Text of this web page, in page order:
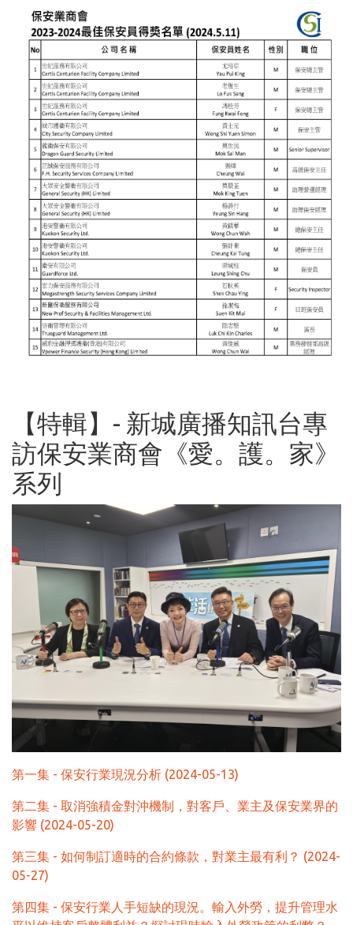
【特輯】- 新城廣播知訊台專
訪保安業商會《愛。護。家》
系列
第一集 - 保安行業現況分析 (2024-05-13)
第二集 - 取消強積金對沖機制，對客戶、業主及保安業界的
影響 (2024-05-20)
第三集 - 如何制訂適時的合約條款，對業主最有利？ (2024-
05-27)
第四集 - 保安行業人手短缺的現況。輸入外勞，提升管理水